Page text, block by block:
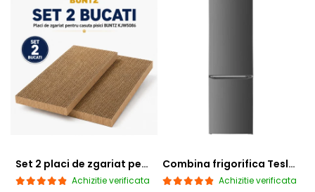
Set 2 placi de zgariat pentru casuta pisici BUNTZ KJW5086, compatibile cu casuta 59 x 28.5 x 35 cm
Achizitie verificata
Combina frigorifica Tesla RC2600HXE, 262 l, Clasa E, Iluminare LED, dezghetare automata frigider, H 180 cm, Inox
Achizitie verificata